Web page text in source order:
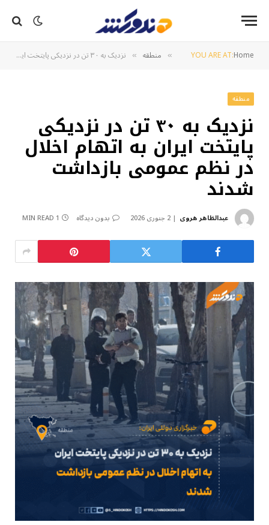
YOU ARE AT:Home
» منطقه » نزدیک به ۳۰ تن در نزدیکی پایتخت ایران به اتهام اخلال در نظم عمومی بازداشت شدند
منطقه
نزدیک به ۳۰ تن در نزدیکی
پایتخت ایران به اتهام اخلال
در نظم عمومی بازداشت
شدند
عبدالظاهر هروی 2 جنوری 2026 بدون دیدگاه 1 MIN READ